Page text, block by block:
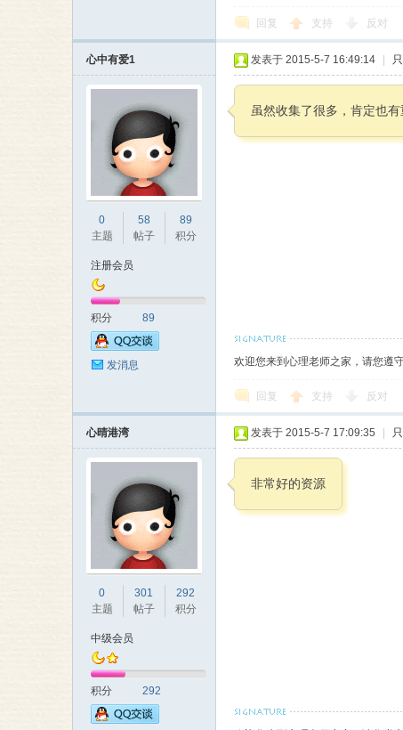
本
回复 支持 反对
心中有爱1
0
主题
58
帖子
89
积分
注册会员
积分 89
发消息
发表于 2015-5-7 16:49:14
虽然收集了很多，肯定也
欢迎您来到心理老师之家，请您遵
回复 支持 反对
心晴港湾
0
主题
301
帖子
292
积分
中级会员
积分 292
发表于 2015-5-7 17:09:35
非常好的资源